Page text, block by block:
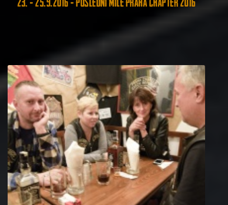
23. - 25.9.2016 - Poslední míle Praha Chapter 2016